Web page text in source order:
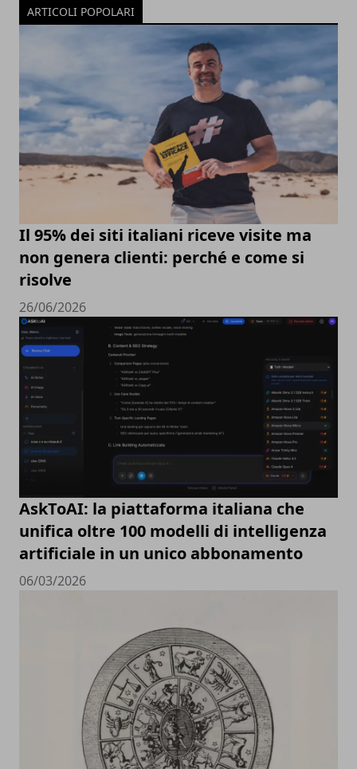
ARTICOLI POPOLARI
Il 95% dei siti italiani riceve visite ma
non genera clienti: perché e come si
risolve
26/06/2026
AskToAI: la piattaforma italiana che
unifica oltre 100 modelli di intelligenza
artificiale in un unico abbonamento
06/03/2026